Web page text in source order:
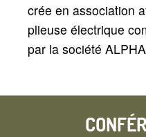
crée en association
plieuse électrique
par la société